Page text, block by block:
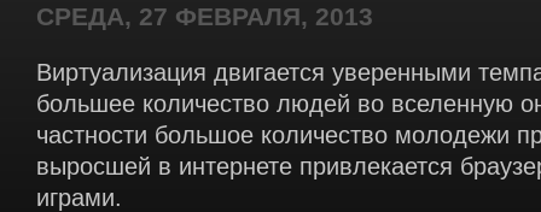
СРЕДА, 27 ФЕВРАЛЯ, 2013
Виртуализация двигается уверенными
большее количество людей во вселенную
частности большое количество молодежи
выросшей в интернете привлекается
играми.